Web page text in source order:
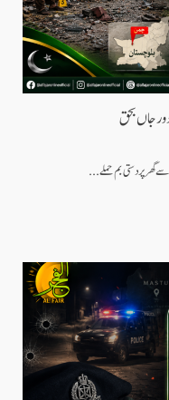
جاں بحق
گھر پر دستی بم حملے...